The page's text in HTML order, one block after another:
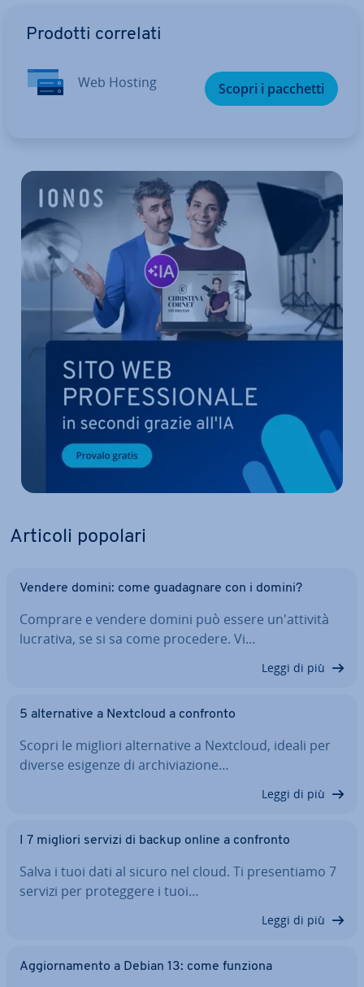
Prodotti correlati
Web Hosting Scopri i pacchetti
Articoli popolari
Vendere domini: come gua­da­gna­re con i domini?
Comprare e vendere domini può essere un'at­ti­vi­tà
lucrativa, se si sa come procedere. Vi…
Leggi di più
5 al­ter­na­ti­ve a Nextcloud a confronto
Scopri le migliori al­ter­na­ti­ve a Nextcloud, ideali per
diverse esigenze di ar­chi­via­zio­ne…
Leggi di più
I 7 migliori servizi di backup online a confronto
Salva i tuoi dati al sicuro nel cloud. Ti pre­sen­tia­mo 7
servizi per pro­teg­ge­re i tuoi…
Leggi di più
Ag­gior­na­men­to a Debian 13: come funziona